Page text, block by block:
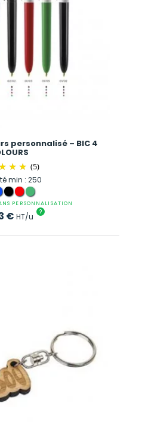
personnalisé – BIC 4
(5)
min : 250
PERSONNALISATION
€ HT/u ?